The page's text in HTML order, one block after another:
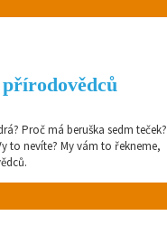
Proč má beruška sedm teček?
to nevíte? My vám to řekneme,